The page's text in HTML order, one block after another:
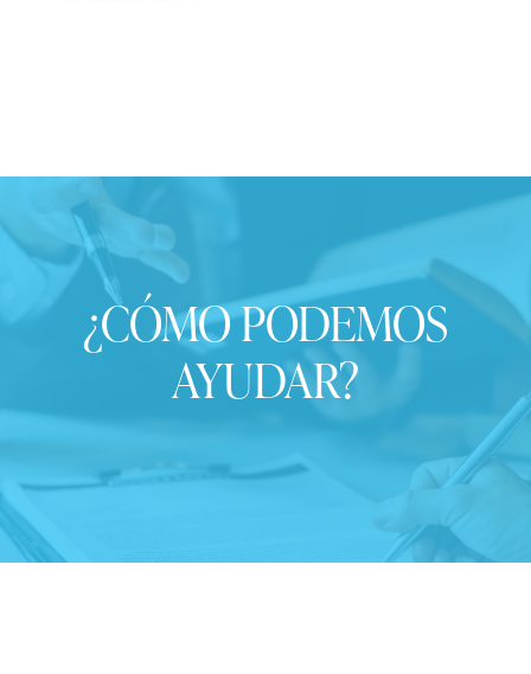
¿CÓMO PODEMOS
AYUDAR?